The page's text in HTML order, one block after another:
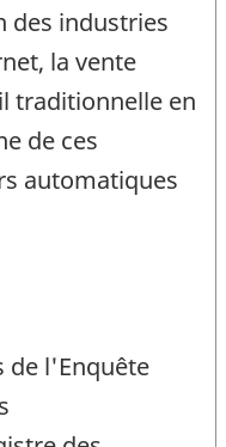
des industries
la vente
traditionnelle en
de ces
automatiques
de l'Enquête